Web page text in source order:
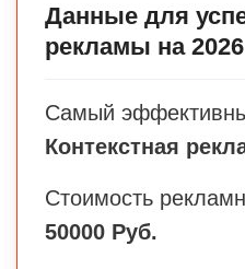
Данные для
рекламы на
Самый
Контекстная
Стоимость
50000 Руб.